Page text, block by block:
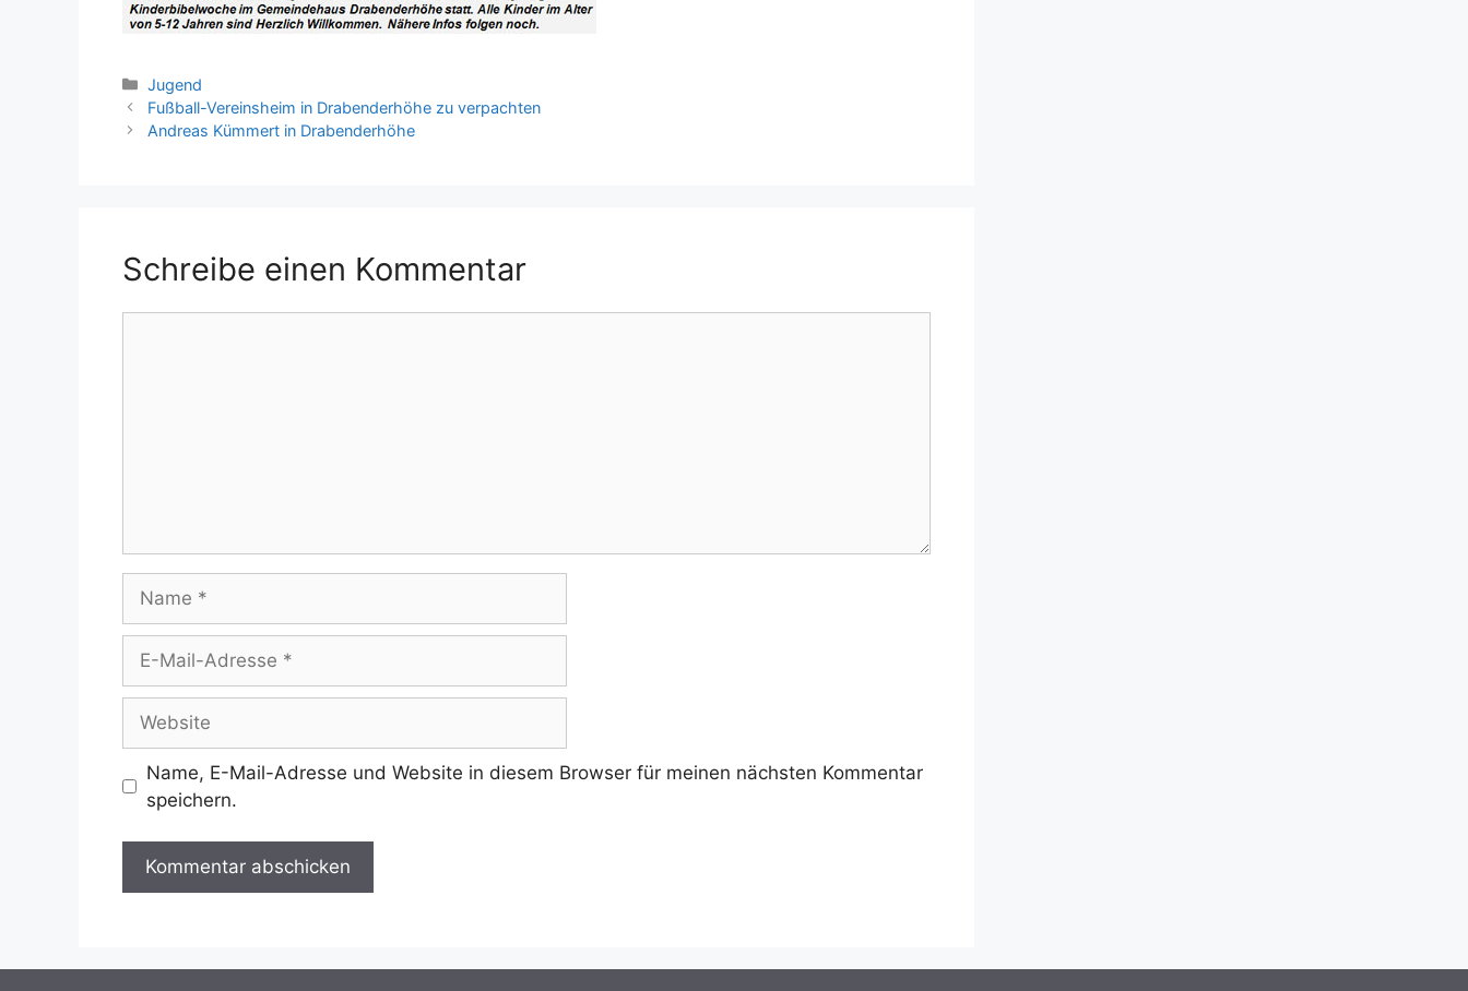
Kategorien
Jugend
Fußball-Vereinsheim in Drabenderhöhe zu verpachten
Andreas Kümmert in Drabenderhöhe
Schreibe einen Kommentar
Mail-
Adresse
Name, E-Mail-Adresse und Website in diesem Browser für meinen nächsten Kommentar
speichern.